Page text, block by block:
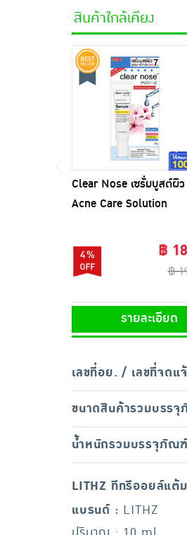
สินค้าใกล้เคียง
Clear Nose เซรั่มบูสต์ผิว
Acne Care Solution
4% ฿
฿
รายละเอียด
เลขที่อย. / เลขที่จดแ
ขนาดสินค้ารวมบรร
น้ำหนักรวมบรรจุภัณฑ์
LITHZ ทีทรีออยล์แต้
แบรนด์ : LITHZ